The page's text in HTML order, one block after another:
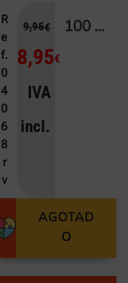
R
e
f.
0
4
0
6
8
r
v
9,95€
8,95€
IVA
incl.
100 EL GRINCH
AGOTAD
O